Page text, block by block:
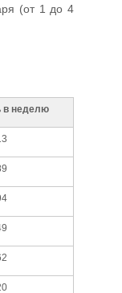
(от 1 до 4
в неделю